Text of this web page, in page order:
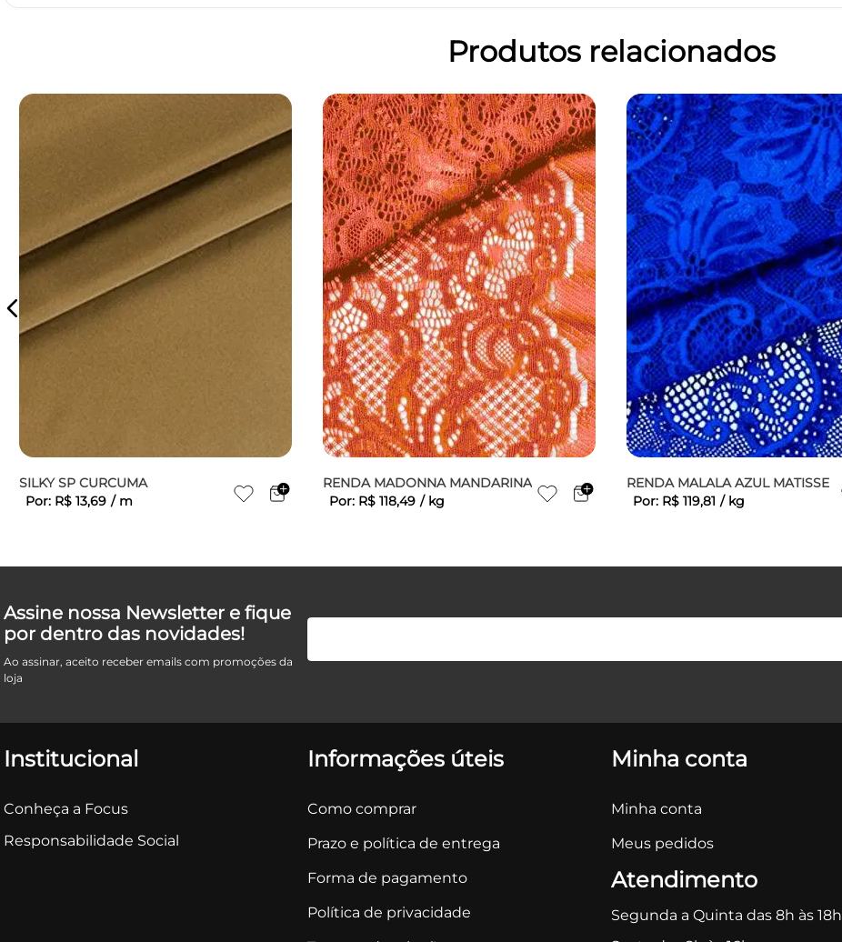
Produtos relacionados
SILKY SP CURCUMA
Por: R$ 13,69 / m
RENDA MADONNA MANDARINA
Por: R$ 118,49 / kg
RENDA MALALA AZUL MATISSE
Por: R$ 119,81 / kg
Assine nossa Newsletter e fique
por dentro das novidades!
Ao assinar, aceito receber emails com promoções da
loja
Institucional
Conheça a Focus
Responsabilidade Social
Informações úteis
Como comprar
Prazo e política de entrega
Forma de pagamento
Política de privacidade
Minha conta
Minha conta
Meus pedidos
Atendimento
Segunda a Quinta das 8h às 18h